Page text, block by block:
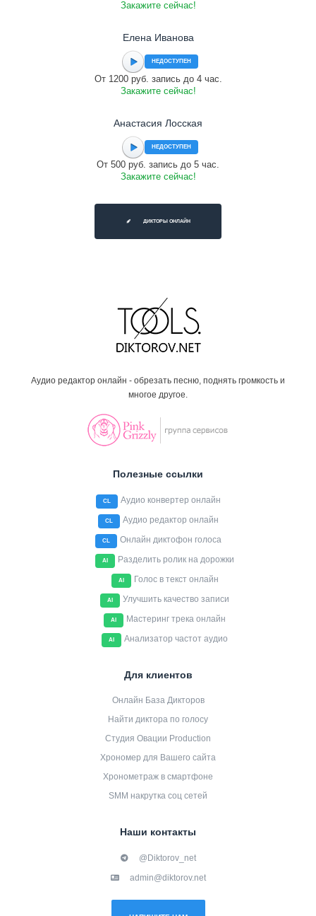
Закажите сейчас!
Елена Иванова
НЕДОСТУПЕН
От 1200 руб. запись до 4 час.
Закажите сейчас!
Анастасия Лосская
НЕДОСТУПЕН
От 500 руб. запись до 5 час.
Закажите сейчас!
ДИКТОРЫ ОНЛАЙН
Аудио редактор онлайн - обрезать песню, поднять громкость и
многое другое.
Полезные ссылки
CL Аудио конвертер онлайн
CL Аудио редактор онлайн
CL Онлайн диктофон голоса
AI Разделить ролик на дорожки
AI Голос в текст онлайн
AI Улучшить качество записи
AI Мастеринг трека онлайн
AI Анализатор частот аудио
Для клиентов
Онлайн База Дикторов
Найти диктора по голосу
Студия Овации Production
Хрономер для Вашего сайта
Хронометраж в смартфоне
SMM накрутка соц сетей
Наши контакты
@Diktorov_net
admin@diktorov.net